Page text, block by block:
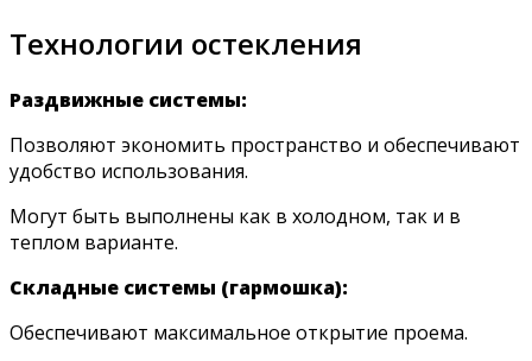
Технологии остекления
Раздвижные системы:
Позволяют экономить пространство и обеспечивают
удобство использования.
Могут быть выполнены как в холодном, так и в
теплом варианте.
Складные системы (гармошка):
Обеспечивают максимальное открытие проема.